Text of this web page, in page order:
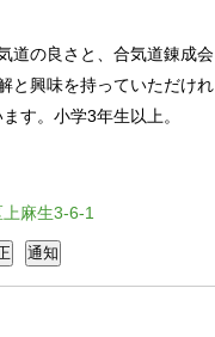
道の良さと、合気道錬成会
と興味を持っていただけれ
す。小学3年生以上。
麻生3-6-1